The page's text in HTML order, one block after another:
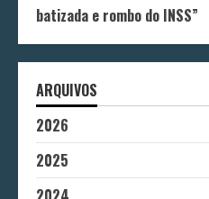
batizada e rombo do INSS”
ARQUIVOS
2026
2025